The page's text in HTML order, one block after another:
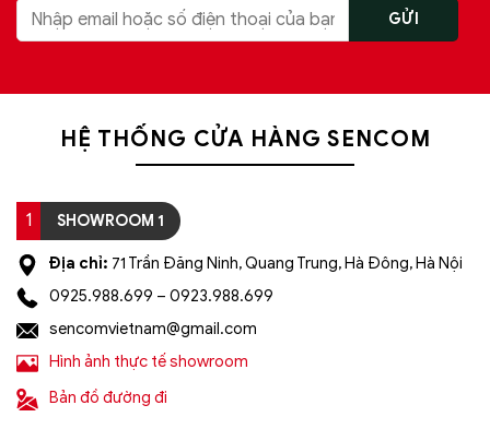
HỆ THỐNG CỬA HÀNG SENCOM
1 SHOWROOM 1
Địa chỉ: 71 Trần Đăng Ninh, Quang Trung, Hà Đông, Hà Nội
0925.988.699 – 0923.988.699
sencomvietnam@gmail.com
Hình ảnh thực tế showroom
Bản đồ đường đi